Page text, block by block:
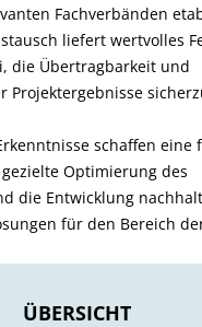
Fachverbänden
liefert wertvolles
die Übertragbarkeit und
Projektergebnisse
schaffen eine
Optimierung des
die Entwicklung
für den Bereich
ÜBERSICHT